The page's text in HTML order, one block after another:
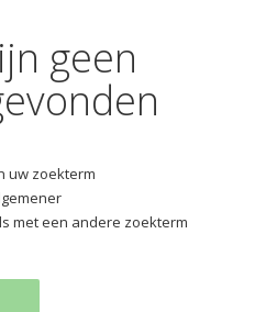
geen
uw zoekterm
met een andere zoekterm